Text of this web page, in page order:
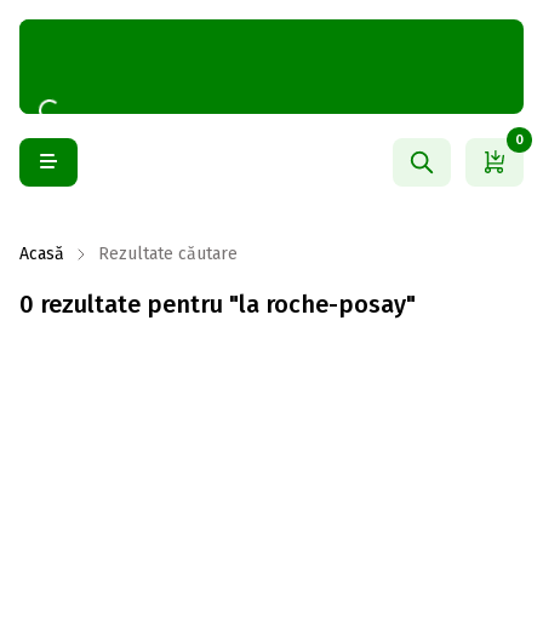
0
Acasă Rezultate căutare
0 rezultate pentru "la roche-posay"